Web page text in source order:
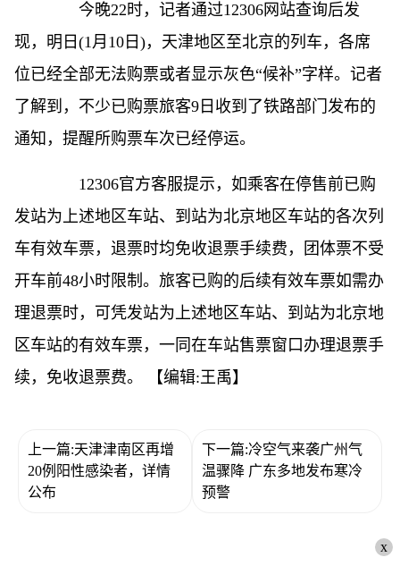
今晚22时，记者通过12306网站查询后发
现，明日(1月10日)，天津地区至北京的列车，各席
位已经全部无法购票或者显示灰色“候补”字样。记者
了解到，不少已购票旅客9日收到了铁路部门发布的
通知，提醒所购票车次已经停运。
12306官方客服提示，如乘客在停售前已购
发站为上述地区车站、到站为北京地区车站的各次列
车有效车票，退票时均免收退票手续费，团体票不受
开车前48小时限制。旅客已购的后续有效车票如需办
理退票时，可凭发站为上述地区车站、到站为北京地
区车站的有效车票，一同在车站售票窗口办理退票手
续，免收退票费。
【编辑:王禹】
上一篇:天津津南区再增
20例阳性感染者，详情
公布
下一篇:冷空气来袭广州气
温骤降 广东多地发布寒冷
预警
x